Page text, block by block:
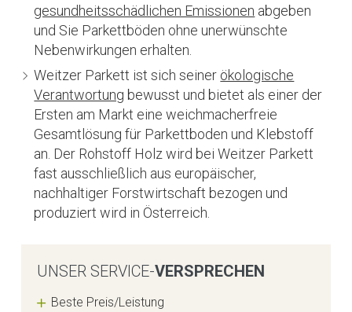
gesundheitsschädlichen Emissionen abgeben
und Sie Parkettböden ohne unerwünschte
Nebenwirkungen erhalten.
Weitzer Parkett ist sich seiner ökologische
Verantwortung bewusst und bietet als einer der
Ersten am Markt eine weichmacherfreie
Gesamtlösung für Parkettboden und Klebstoff
an. Der Rohstoff Holz wird bei Weitzer Parkett
fast ausschließlich aus europäischer,
nachhaltiger Forstwirtschaft bezogen und
produziert wird in Österreich.
UNSER SERVICE-VERSPRECHEN
Beste Preis/Leistung